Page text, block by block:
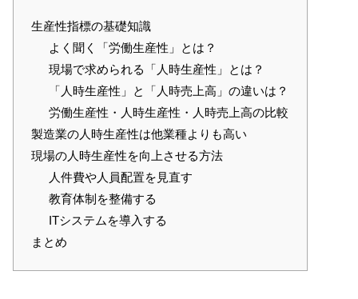
生産性指標の基礎知識
よく聞く「労働生産性」とは？
現場で求められる「人時生産性」とは？
「人時生産性」と「人時売上高」の違いは？
労働生産性・人時生産性・人時売上高の比較
製造業の人時生産性は他業種よりも高い
現場の人時生産性を向上させる方法
人件費や人員配置を見直す
教育体制を整備する
ITシステムを導入する
まとめ